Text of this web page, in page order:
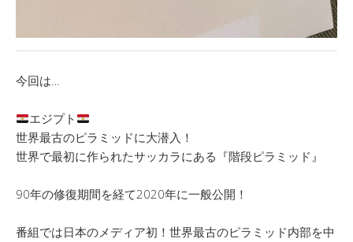
今回は…
エジプト
世界最古のピラミッドに大潜入！
世界で最初に作られたサッカラにある『階段ピラミッド』
90年の修復期間を経て2020年に一般公開！
番組では日本のメディア初！世界最古のピラミッド内部を中